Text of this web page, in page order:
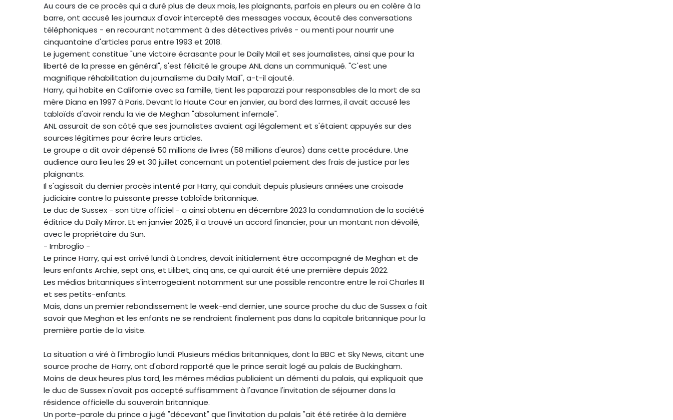
Au cours de ce procès qui a duré plus de deux mois, les plaignants, parfois en pleurs ou en colère à la
barre, ont accusé les journaux d'avoir intercepté des messages vocaux, écouté des conversations
téléphoniques - en recourant notamment à des détectives privés - ou menti pour nourrir une
cinquantaine d'articles parus entre 1993 et 2018.
Le jugement constitue "une victoire écrasante pour le Daily Mail et ses journalistes, ainsi que pour la
liberté de la presse en général", s'est félicité le groupe ANL dans un communiqué. "C'est une
magnifique réhabilitation du journalisme du Daily Mail", a-t-il ajouté.
Harry, qui habite en Californie avec sa famille, tient les paparazzi pour responsables de la mort de sa
mère Diana en 1997 à Paris. Devant la Haute Cour en janvier, au bord des larmes, il avait accusé les
tabloïds d'avoir rendu la vie de Meghan "absolument infernale".
ANL assurait de son côté que ses journalistes avaient agi légalement et s'étaient appuyés sur des
sources légitimes pour écrire leurs articles.
Le groupe a dit avoir dépensé 50 millions de livres (58 millions d'euros) dans cette procédure. Une
audience aura lieu les 29 et 30 juillet concernant un potentiel paiement des frais de justice par les
plaignants.
Il s'agissait du dernier procès intenté par Harry, qui conduit depuis plusieurs années une croisade
judiciaire contre la puissante presse tabloïde britannique.
Le duc de Sussex - son titre officiel - a ainsi obtenu en décembre 2023 la condamnation de la société
éditrice du Daily Mirror. Et en janvier 2025, il a trouvé un accord financier, pour un montant non dévoilé,
avec le propriétaire du Sun.
- Imbroglio -
Le prince Harry, qui est arrivé lundi à Londres, devait initialement être accompagné de Meghan et de
leurs enfants Archie, sept ans, et Lilibet, cinq ans, ce qui aurait été une première depuis 2022.
Les médias britanniques s'interrogeaient notamment sur une possible rencontre entre le roi Charles III
et ses petits-enfants.
Mais, dans un premier rebondissement le week-end dernier, une source proche du duc de Sussex a fait
savoir que Meghan et les enfants ne se rendraient finalement pas dans la capitale britannique pour la
première partie de la visite.
La situation a viré à l'imbroglio lundi. Plusieurs médias britanniques, dont la BBC et Sky News, citant une
source proche de Harry, ont d'abord rapporté que le prince serait logé au palais de Buckingham.
Moins de deux heures plus tard, les mêmes médias publiaient un démenti du palais, qui expliquait que
le duc de Sussex n'avait pas accepté suffisamment à l'avance l'invitation de séjourner dans la
résidence officielle du souverain britannique.
Un porte-parole du prince a jugé "décevant" que l'invitation du palais "ait été retirée à la dernière